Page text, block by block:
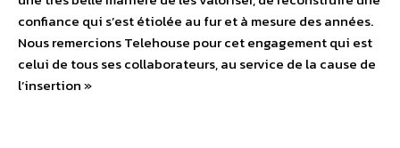
confiance qui s’est étiolée au fur et à mesure des années.
Nous remercions Telehouse pour cet engagement qui est
celui de tous ses collaborateurs, au service de la cause de
l’insertion »